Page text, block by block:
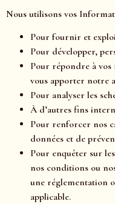
Nous utilisons vos
Pour fournir et
Pour développer,
Pour répondre à vos
vous apporter notre
Pour analyser les
À d’autres fins
Pour renforcer nos
données et de
Pour enquêter sur
nos conditions ou
une réglementation
applicable.